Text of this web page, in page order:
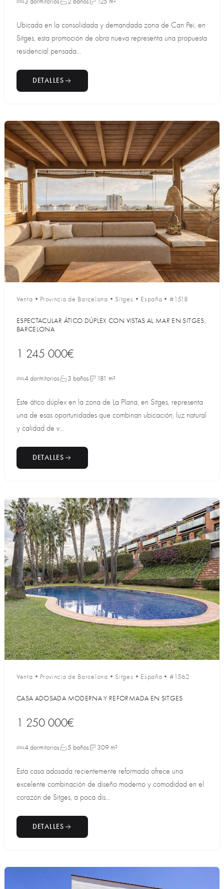
Ubicada en la consolidada y demandada zona de Can Pei, en
Sitges, esta promoción de obra nueva representa una propuesta
residencial pensada...
DETALLES
Venta • Provincia de Barcelona • Sitges • España •#1518
ESPECTACULAR ÁTICO DÚPLEX CON VISTAS AL MAR EN SITGES,
BARCELONA
1 245 000€
4 dormitorios 3 baños 181 m²
Este ático dúplex en la zona de La Plana, en Sitges, representa
una de esas oportunidades que combinan ubicación, luz natural
y calidad de v...
DETALLES
Venta • Provincia de Barcelona • Sitges • España •#1562
CASA ADOSADA MODERNA Y REFORMADA EN SITGES
1 250 000€
4 dormitorios 5 baños 309 m²
Esta casa adosada recientemente reformada ofrece una
excelente combinación de diseño moderno y comodidad en el
corazón de Sitges, a poca dis...
DETALLES